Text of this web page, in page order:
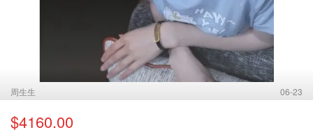
周生生 06-23
$4160.00